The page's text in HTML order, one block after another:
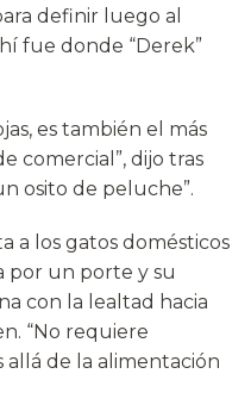
definir luego al
fue donde “Derek”
es también el más
comercial”, dijo tras
osito de peluche”.
a los gatos domésticos
por un porte y su
con la lealtad hacia
“No requiere
allá de la alimentación